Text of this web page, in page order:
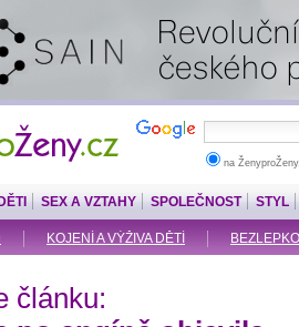
na
KOJENÍ A VÝŽIVA DĚTÍ
DĚTI SEX A VZTAHY SPOLEČNOST STYL
článku: